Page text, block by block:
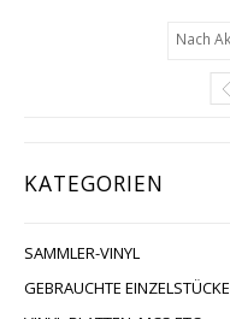
KATEGORIEN
SAMMLER-VINYL
GEBRAUCHTE EINZELSTÜCKE